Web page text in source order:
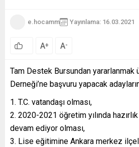
e.hocamm Yayınlama: 16.03.2021
A+ A-
Tam Destek Bursundan yararlanmak
Derneği’ne başvuru yapacak
1. T.C. vatandaşı olması,
2. 2020-2021 öğretim yılında hazırlık
devam ediyor olması,
3. Lise eğitimine Ankara merkez